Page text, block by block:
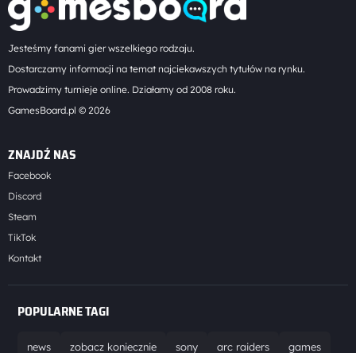
Jesteśmy fanami gier wszelkiego rodzaju.
Dostarczamy informacji na temat najciekawszych tytułów na rynku.
Prowadzimy turnieje online. Działamy od 2008 roku.
GamesBoard.pl © 2026
ZNAJDŹ NAS
Facebook
Discord
Steam
TikTok
Kontakt
POPULARNE TAGI
news zobacz koniecznie sony arc raiders games